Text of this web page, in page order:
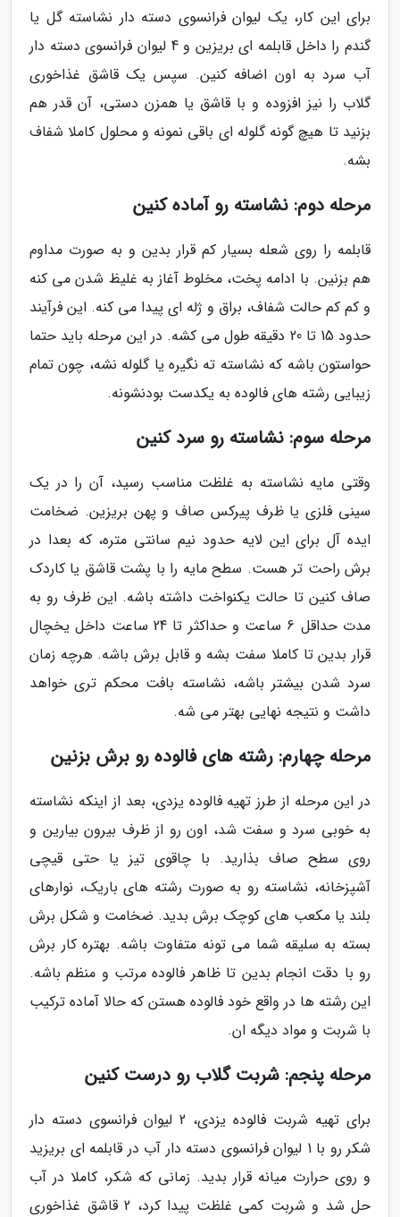
برای این کار، یک لیوان فرانسوی دسته دار نشاسته گل یا
گندم را داخل قابلمه ای بریزین و 4 لیوان فرانسوی دسته دار
آب سرد به اون اضافه کنین. سپس یک قاشق غذاخوری
گلاب را نیز افزوده و با قاشق یا همزن دستی، آن قدر هم
بزنید تا هیچ گونه گلوله ای باقی نمونه و محلول کاملا شفاف
بشه.
مرحله دوم: نشاسته رو آماده کنین
قابلمه را روی شعله بسیار کم قرار بدین و به صورت مداوم
هم بزنین. با ادامه پخت، مخلوط آغاز به غلیظ شدن می کنه
و کم کم حالت شفاف، براق و ژله ای پیدا می کنه. این فرآیند
حدود 15 تا 20 دقیقه طول می کشه. در این مرحله باید حتما
حواستون باشه که نشاسته ته نگیره یا گلوله نشه، چون تمام
زیبایی رشته های فالوده به یکدست بودنشونه.
مرحله سوم: نشاسته رو سرد کنین
وقتی مایه نشاسته به غلظت مناسب رسید، آن را در یک
سینی فلزی یا ظرف پیرکس صاف و پهن بریزین. ضخامت
ایده آل برای این لایه حدود نیم سانتی متره، که بعدا در
برش راحت تر هست. سطح مایه را با پشت قاشق یا کاردک
صاف کنین تا حالت یکنواخت داشته باشه. این ظرف رو به
مدت حداقل 6 ساعت و حداکثر تا 24 ساعت داخل یخچال
قرار بدین تا کاملا سفت بشه و قابل برش باشه. هرچه زمان
سرد شدن بیشتر باشه، نشاسته بافت محکم تری خواهد
داشت و نتیجه نهایی بهتر می شه.
مرحله چهارم: رشته های فالوده رو برش بزنین
در این مرحله از طرز تهیه فالوده یزدی، بعد از اینکه نشاسته
به خوبی سرد و سفت شد، اون رو از ظرف بیرون بیارین و
روی سطح صاف بذارید. با چاقوی تیز یا حتی قیچی
آشپزخانه، نشاسته رو به صورت رشته های باریک، نوارهای
بلند یا مکعب های کوچک برش بدید. ضخامت و شکل برش
بسته به سلیقه شما می تونه متفاوت باشه. بهتره کار برش
رو با دقت انجام بدین تا ظاهر فالوده مرتب و منظم باشه.
این رشته ها در واقع خود فالوده هستن که حالا آماده ترکیب
با شربت و مواد دیگه ان.
مرحله پنجم: شربت گلاب رو درست کنین
برای تهیه شربت فالوده یزدی، 2 لیوان فرانسوی دسته دار
شکر رو با 1 لیوان فرانسوی دسته دار آب در قابلمه ای بریزید
و روی حرارت میانه قرار بدید. زمانی که شکر، کاملا در آب
حل شد و شربت کمی غلظت پیدا کرد، 2 قاشق غذاخوری